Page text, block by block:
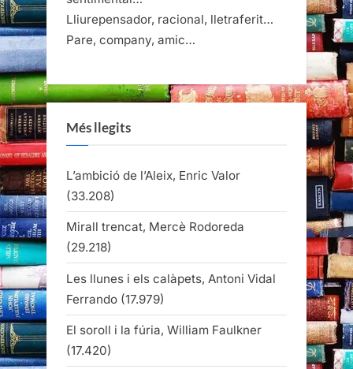
Lliurepensador, racional, lletraferit…
Pare, company, amic…
Més llegits
L’ambició de l’Aleix, Enric Valor
(33.208)
Mirall trencat, Mercè Rodoreda
(29.218)
Les llunes i els calàpets, Antoni Vidal
Ferrando (17.979)
El soroll i la fúria, William Faulkner
(17.420)